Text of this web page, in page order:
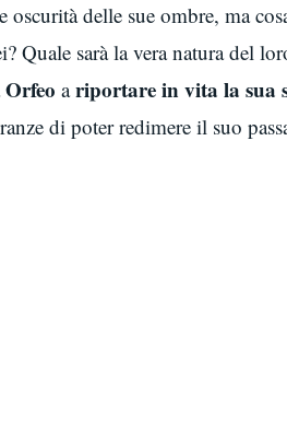
oscurità delle sue ombre, ma
Quale sarà la vera natura del
Orfeo ariportare in vita la sua
di poter redimere il suo